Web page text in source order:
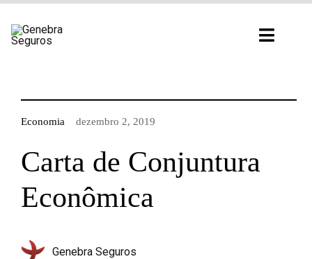
para
Economia dezembro 2, 2019
Carta de Conjuntura
Econômica
Genebra Seguros